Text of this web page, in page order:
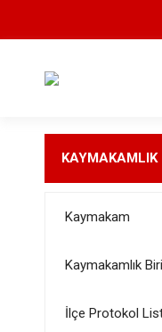
KAYMAKAMLIK
Kaymakam
Kaymakamlık
İlçe Protokol